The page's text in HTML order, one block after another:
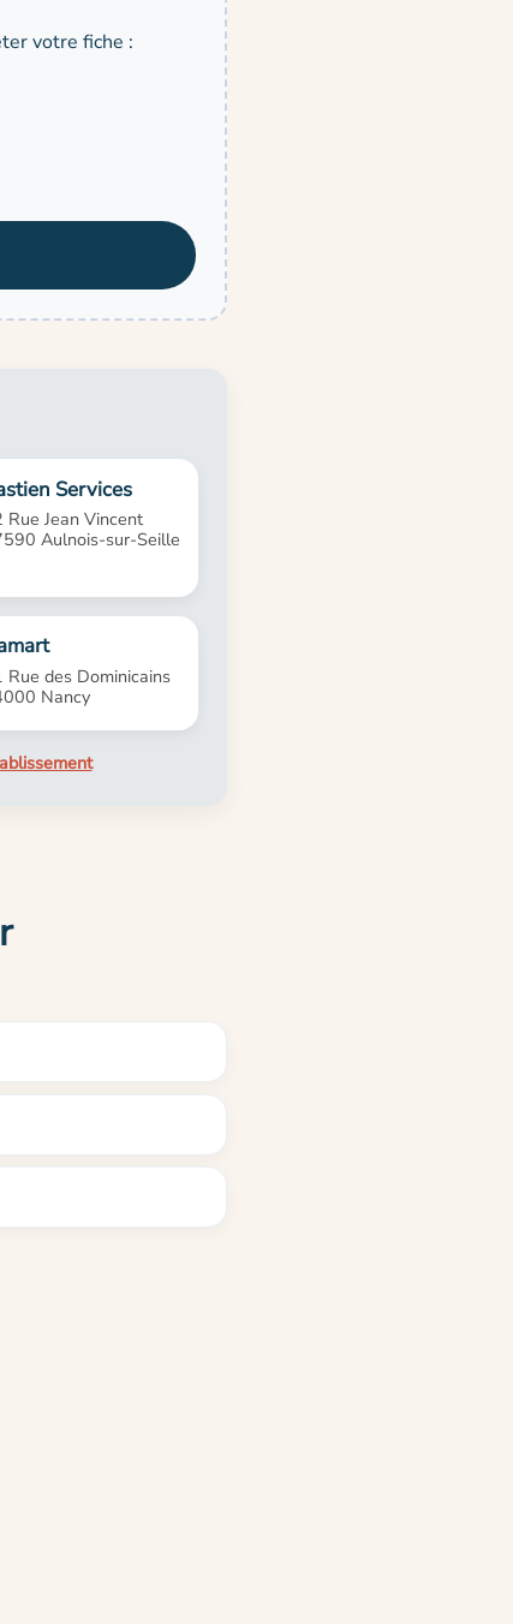
votre fiche :
Services
Rue Jean Vincent
Aulnois-sur-Seille
Rue des Dominicains
Nancy